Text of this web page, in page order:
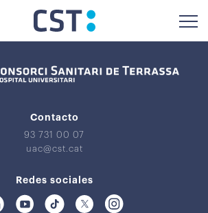
Contacto
93 731 00 07
uac@cst.cat
Redes sociales